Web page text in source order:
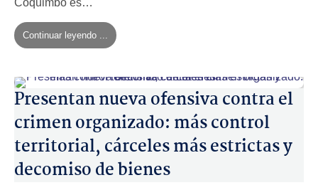
Coquimbo es…
Continuar leyendo ...
Presentan nueva ofensiva contra el
crimen organizado: más control
territorial, cárceles más estrictas y
decomiso de bienes